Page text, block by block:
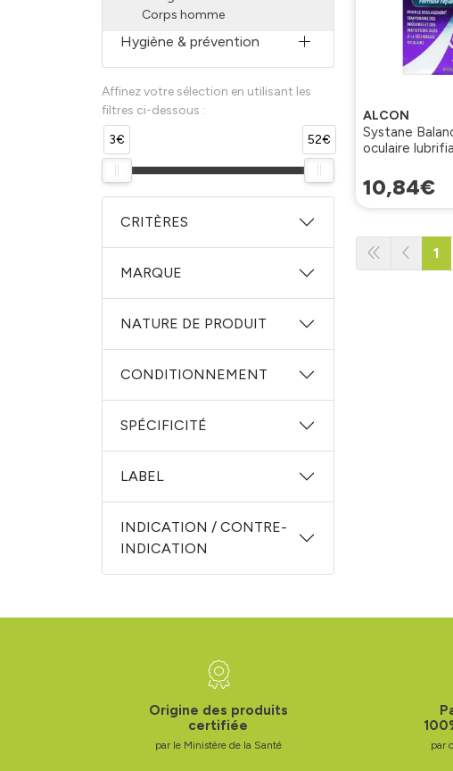
ALCON
Systane
oculaire
10,84€
1
Corps homme
Hygiène & prévention
Affinez votre sélection en utilisant les
filtres ci-dessous :
3€
52€
CRITÈRES
MARQUE
NATURE DE PRODUIT
CONDITIONNEMENT
SPÉCIFICITÉ
LABEL
INDICATION / CONTRE-
INDICATION
Origine des produits
certifiée
par le Ministère de la Santé par